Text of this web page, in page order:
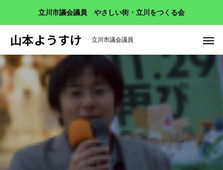
立川市議会議員 やさしい街・立川をつくる会
山本ようすけ 立川市議会議員